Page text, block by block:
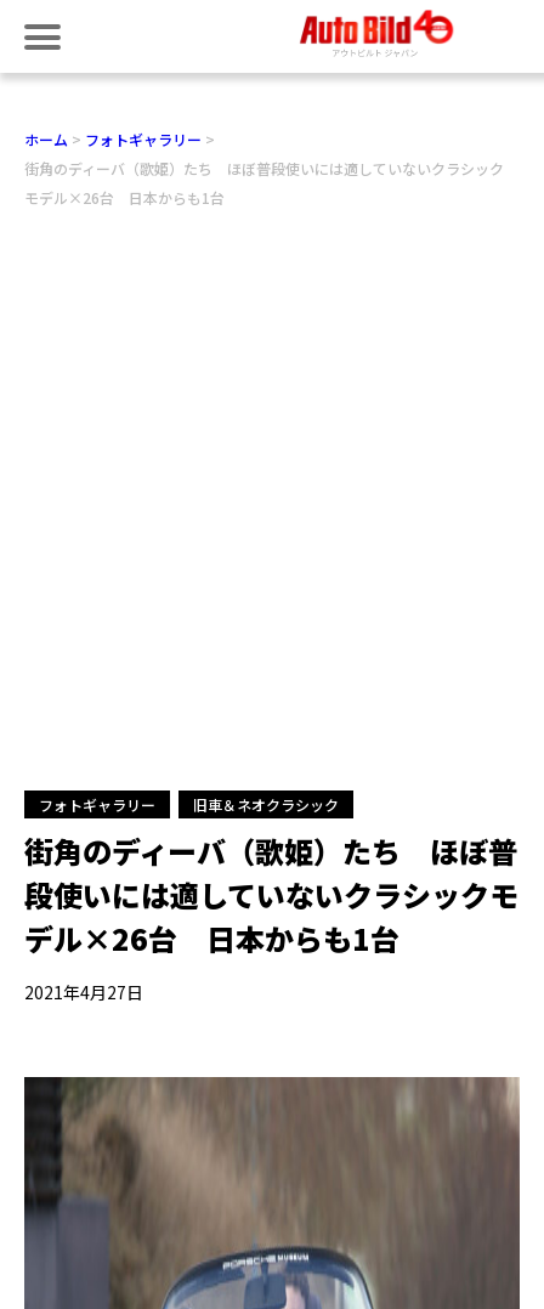
ホーム
フォトギャラリー
街角のディーバ（歌姫）たち ほぼ普段使いには適していないクラシック
モデル×26台 日本からも1台
フォトギャラリー 旧車＆ネオクラシック
街角のディーバ（歌姫）たち ほぼ普
段使いには適していないクラシックモ
デル×26台 日本からも1台
2021年4月27日